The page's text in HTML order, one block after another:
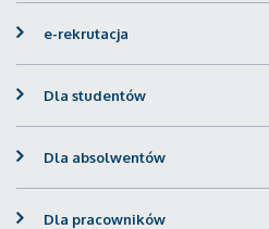
e-rekrutacja
Dla studentów
Dla absolwentów
Dla pracowników